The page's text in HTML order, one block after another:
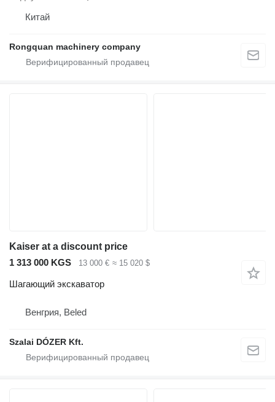
Китай
Rongquan machinery company
Kaiser at a discount price
1 313 000 KGS
13 000 € ≈ 15 020 $
Шагающий экскаватор
Венгрия, Beled
Szalai DÓZER Kft.